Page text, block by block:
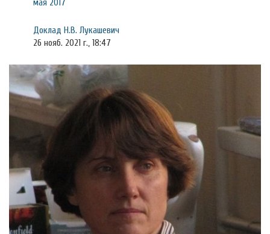
мая 2017
Доклад Н.В. Лукашевич
26 нояб. 2021 г., 18:47